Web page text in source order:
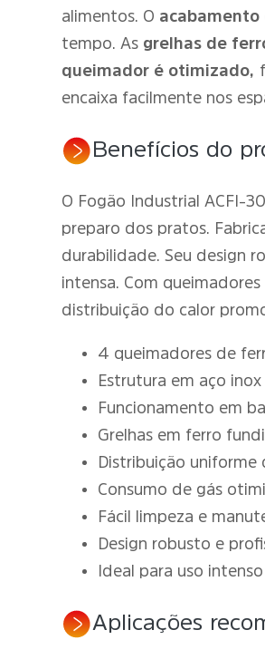
alimentos. O acabamento
tempo. As grelhas de
queimador é otimizado,
encaixa facilmente nos
Benefícios do
O Fogão Industrial ACFI-
preparo dos pratos.
durabilidade. Seu design
intensa. Com
distribuição do calor
4 queimadores de
Estrutura em aço
Funcionamento em
Grelhas em ferro
Distribuição uniforme
Consumo de gás
Fácil limpeza e
Design robusto e
Ideal para uso
Aplicações